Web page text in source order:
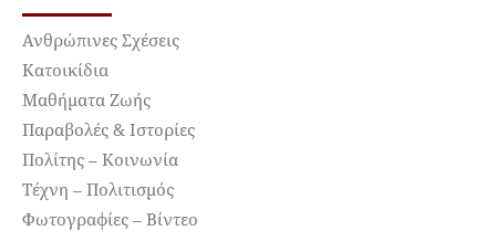
Ανθρώπινες Σχέσεις
Κατοικίδια
Μαθήματα Ζωής
Παραβολές & Ιστορίες
Πολίτης – Κοινωνία
Τέχνη – Πολιτισμός
Φωτογραφίες – Βίντεο